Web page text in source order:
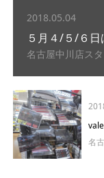
2018.05.04
５月４/５/６日
名古屋中川店ス
名